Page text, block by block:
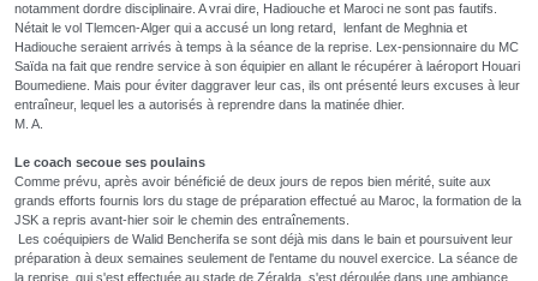
notamment dordre disciplinaire. A vrai dire, Hadiouche et Maroci ne sont pas fautifs.
Nétait le vol Tlemcen-Alger qui a accusé un long retard, lenfant de Meghnia et
Hadiouche seraient arrivés à temps à la séance de la reprise. Lex-pensionnaire du MC
Saïda na fait que rendre service à son équipier en allant le récupérer à laéroport Houari
Boumediene. Mais pour éviter daggraver leur cas, ils ont présenté leurs excuses à leur
entraîneur, lequel les a autorisés à reprendre dans la matinée dhier.
M. A.
Le coach secoue ses poulains
Comme prévu, après avoir bénéficié de deux jours de repos bien mérité, suite aux
grands efforts fournis lors du stage de préparation effectué au Maroc, la formation de la
JSK a repris avant-hier soir le chemin des entraînements.
Les coéquipiers de Walid Bencherifa se sont déjà mis dans le bain et poursuivent leur
préparation à deux semaines seulement de l'entame du nouvel exercice. La séance de
la reprise, qui s'est effectuée au stade de Zéralda, s'est déroulée dans une ambiance